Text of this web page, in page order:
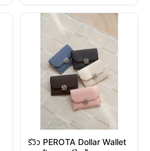
รีวิว PEROTA Dollar Wallet